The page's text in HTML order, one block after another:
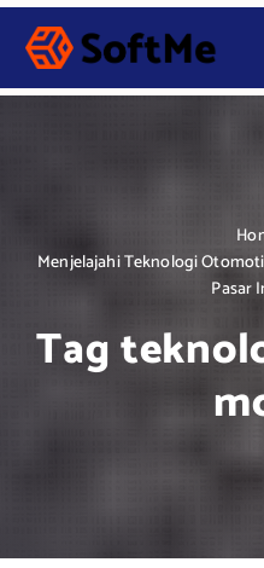
S
p
Menjelajahi Teknologi
Pasar
Tag